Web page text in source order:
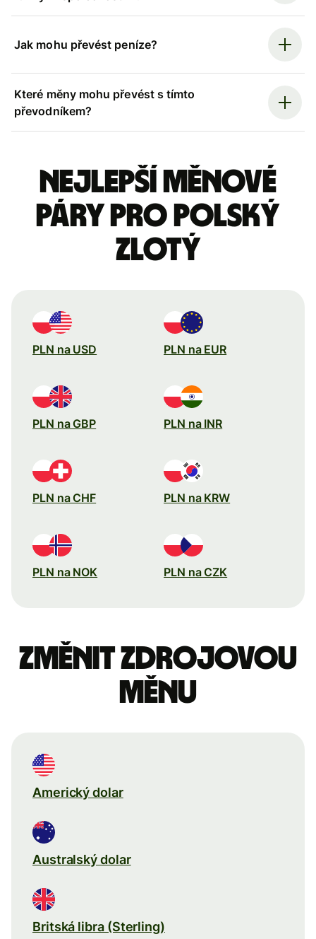
Jak mohu převést peníze?
Které měny mohu převést s tímto
převodníkem?
Nejlepší měnové
páry pro polský
zlotý
PLN na USD PLN na EUR
PLN na GBP PLN na INR
PLN na CHF PLN na KRW
PLN na NOK PLN na CZK
Změnit zdrojovou
měnu
Americký dolar
Australský dolar
Britská libra (Sterling)